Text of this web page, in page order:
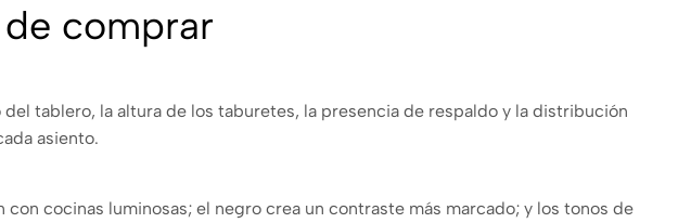
comprar
tablero, la altura de los taburetes, la presencia de respaldo y la distribución
asiento.
cocinas luminosas; el negro crea un contraste más marcado; y los tonos de